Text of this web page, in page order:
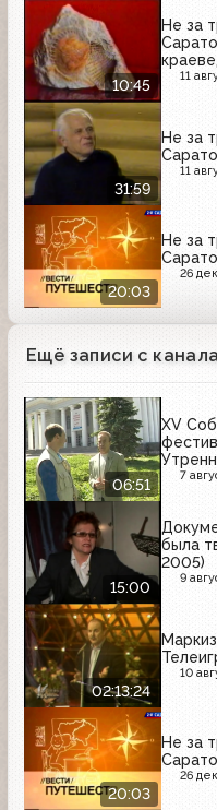
10:45
Не за
11
31:59
Не за
11
20:03
Не за
26
Ещё записи с
06:51
XV
7
15:00
была
2005)
9
02:13:24
10
20:03
Не за
26